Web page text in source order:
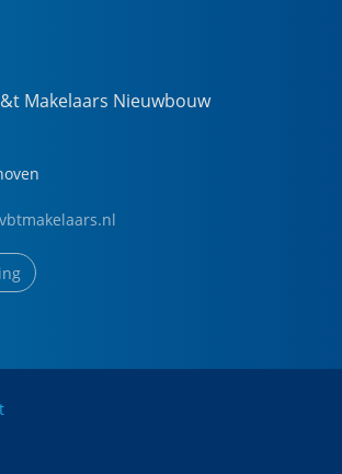
Makelaars Nieuwbouw